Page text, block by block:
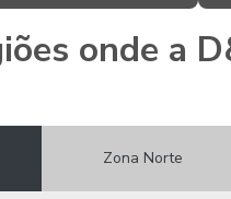
onde a
Zona Norte